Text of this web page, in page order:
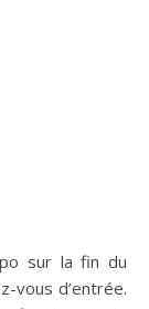
sur la fin du
vous d’entrée.